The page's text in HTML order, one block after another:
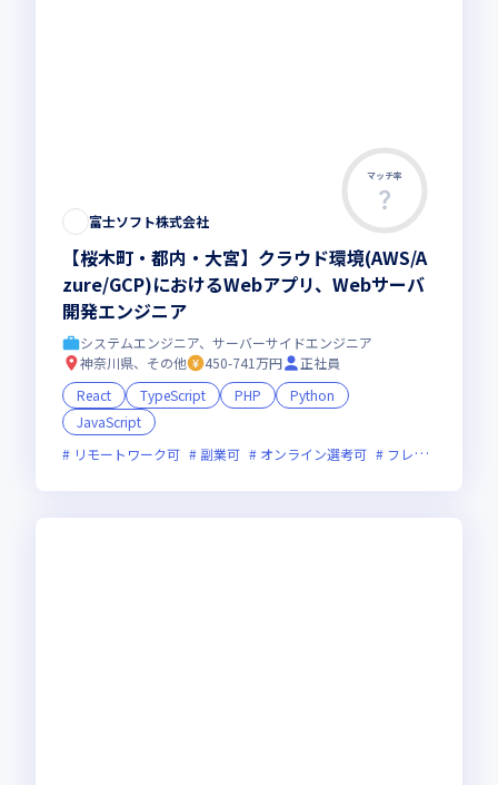
マッチ率
富士ソフト株式会社
【桜木町・都内・大宮】クラウド環境(AWS/A
zure/GCP)におけるWebアプリ、Webサーバ
開発エンジニア
システムエンジニア、サーバーサイドエンジニア
神奈川県、その他
450-741万円
正社員
React
TypeScript PHP
Python
JavaScript
リモートワーク可
副業可 オンライン選考可 フレックス制度あり